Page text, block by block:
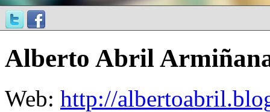
Alberto Abril
Web: http://